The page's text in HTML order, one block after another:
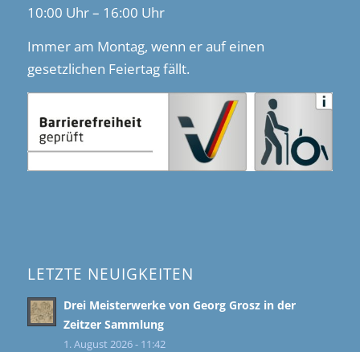
10:00 Uhr – 16:00 Uhr
Immer am Montag, wenn er auf einen
gesetzlichen Feiertag fällt.
LETZTE NEUIGKEITEN
Drei Meisterwerke von Georg Grosz in der
Zeitzer Sammlung
1. August 2026 - 11:42